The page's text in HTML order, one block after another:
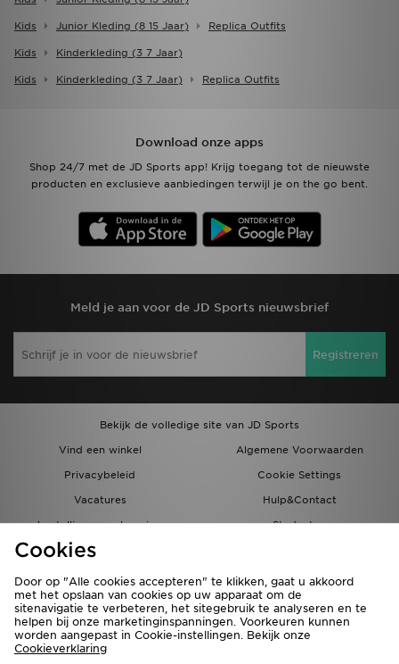
Kids Junior Kleding (8 15 Jaar) Replica Outfits
Kids Kinderkleding (3 7 Jaar)
Kids Kinderkleding (3 7 Jaar) Replica Outfits
Download onze apps
Shop 24/7 met de JD Sports app! Krijg toegang tot de nieuwste
producten en exclusieve aanbiedingen terwijl je on the go bent.
Meld je aan voor de JD Sports nieuwsbrief
Registreren
Bekijk de volledige site van JD Sports
Vind een winkel
Algemene Voorwaarden
Privacybeleid
Cookie Settings
Vacatures
Hulp&Contact
bestellingen en levering
Studenten
Partnerprogramma
Cookies
Door op "Alle cookies accepteren" te klikken, gaat u akkoord
met het opslaan van cookies op uw apparaat om de
sitenavigatie te verbeteren, het sitegebruik te analyseren en te
helpen bij onze marketinginspanningen. Voorkeuren kunnen
worden aangepast in Cookie-instellingen. Bekijk onze
Cookieverklaring